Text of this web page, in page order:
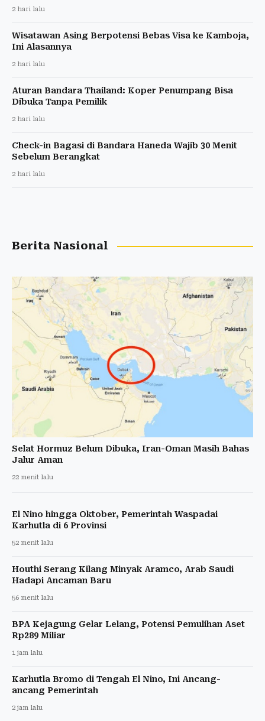
2 hari lalu
Wisatawan Asing Berpotensi Bebas Visa ke Kamboja,
Ini Alasannya
2 hari lalu
Aturan Bandara Thailand: Koper Penumpang Bisa
Dibuka Tanpa Pemilik
2 hari lalu
Check-in Bagasi di Bandara Haneda Wajib 30 Menit
Sebelum Berangkat
2 hari lalu
Berita Nasional
Selat Hormuz Belum Dibuka, Iran-Oman Masih Bahas
Jalur Aman
22 menit lalu
El Nino hingga Oktober, Pemerintah Waspadai
Karhutla di 6 Provinsi
52 menit lalu
Houthi Serang Kilang Minyak Aramco, Arab Saudi
Hadapi Ancaman Baru
56 menit lalu
BPA Kejagung Gelar Lelang, Potensi Pemulihan Aset
Rp289 Miliar
1 jam lalu
Karhutla Bromo di Tengah El Nino, Ini Ancang-
ancang Pemerintah
2 jam lalu